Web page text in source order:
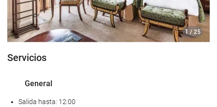
1 / 25
Servicios
General
Salida hasta: 12:00